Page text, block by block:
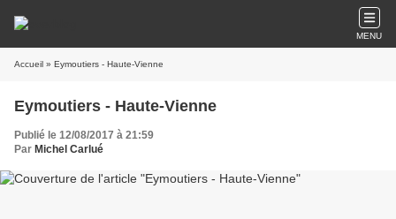
MENU
Accueil » Eymoutiers - Haute-Vienne
Eymoutiers - Haute-Vienne
Publié le 12/08/2017 à 21:59
Par Michel Carlué